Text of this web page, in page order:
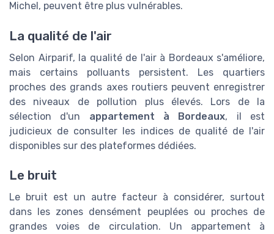
Michel, peuvent être plus vulnérables.
La qualité de l'air
Selon Airparif, la qualité de l'air à Bordeaux s'améliore,
mais certains polluants persistent. Les quartiers
proches des grands axes routiers peuvent enregistrer
des niveaux de pollution plus élevés. Lors de la
sélection d'un appartement à Bordeaux, il est
judicieux de consulter les indices de qualité de l'air
disponibles sur des plateformes dédiées.
Le bruit
Le bruit est un autre facteur à considérer, surtout
dans les zones densément peuplées ou proches de
grandes voies de circulation. Un appartement à